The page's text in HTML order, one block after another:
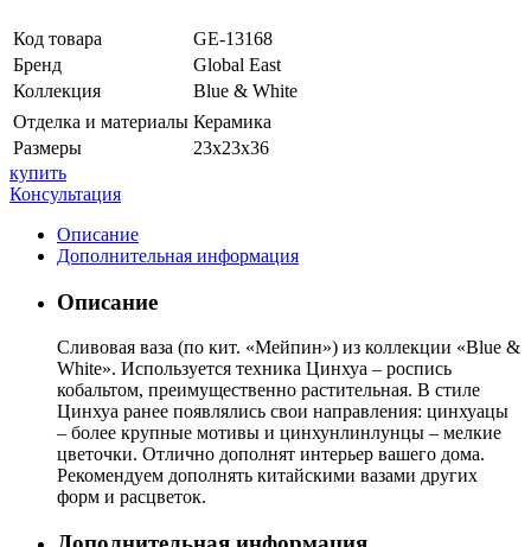
Код товара
GE-13168
Бренд
Global East
Коллекция
Blue & White
Отделка и материалы Керамика
Размеры
23х23х36
купить
Консультация
Описание
Дополнительная информация
Описание
Сливовая ваза (по кит. «Мейпин») из коллекции «Blue &
White». Используется техника Цинхуа – роспись
кобальтом, преимущественно растительная. В стиле
Цинхуа ранее появлялись свои направления: цинхуацы
– более крупные мотивы и цинхунлинлунцы – мелкие
цветочки. Отлично дополнят интерьер вашего дома.
Рекомендуем дополнять китайскими вазами других
форм и расцветок.